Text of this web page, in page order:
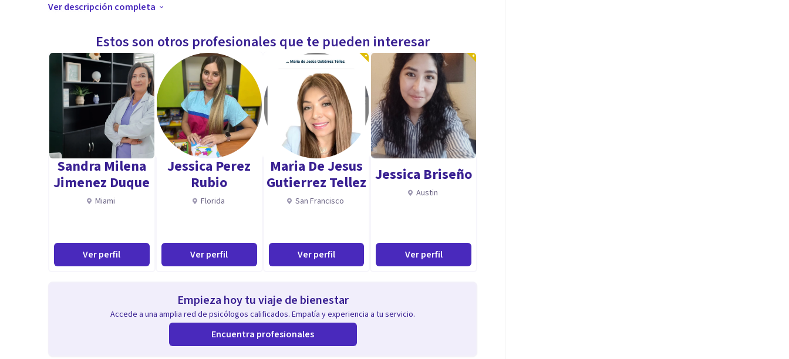
Aptitudes
especializo en terapia de pareja , familiar e individual, asi como tallerista de autoestima y empresariales,
Ver descripción completa
Estos son otros profesionales que te pueden interesar
Sandra Milena
Jimenez Duque
Miami
Ver perfil
Jessica Perez
Rubio
Florida
Ver perfil
Maria De Jesus
Gutierrez Tellez
San Francisco
Ver perfil
Jessica Briseño
Austin
Ver perfil
Empieza hoy tu viaje de bienestar
Accede a una amplia red de psicólogos calificados. Empatía y experiencia a tu servicio.
Encuentra profesionales